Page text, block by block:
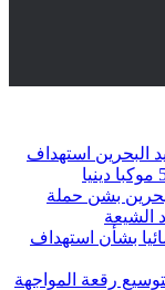
استهداف
بشن حملة
الشيعة
بشأن استهداف
رقعة المواجهة